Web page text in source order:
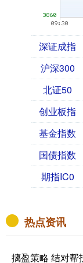
深证成指
沪深300
北证50
创业板指
基金指数
国债指数
期指IC0
热点资讯
摛盈策略 结对帮